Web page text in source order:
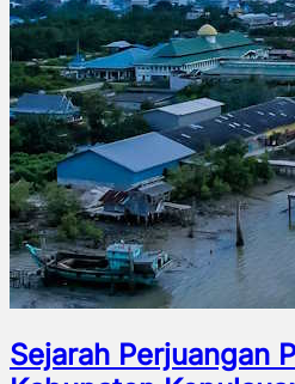
Sejarah Perjuangan